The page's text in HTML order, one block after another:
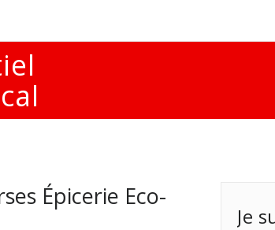
Épicerie Eco-
Je